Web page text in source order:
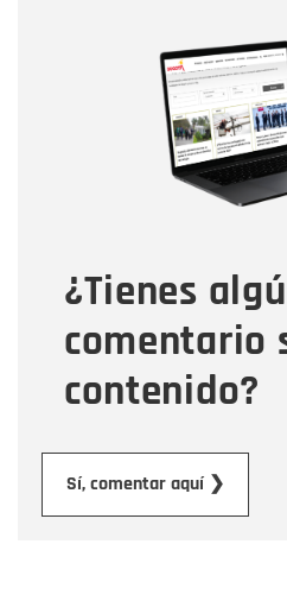
¿Tienes
comentario
contenido?
Sí, comentar aquí ❯
Correo electrónico
Tipo de comentario
Mensaje